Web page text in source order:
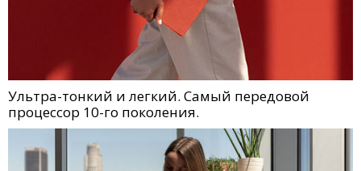
Ультра-тонкий и легкий. Самый передовой
процессор 10-го поколения.